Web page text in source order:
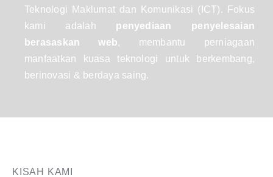
HUBUNGI KAMI
Teknologi Maklumat dan Komunikasi (ICT). Fokus
kami adalah penyediaan penyelesaian
berasaskan web, membantu perniagaan
manfaatkan kuasa teknologi untuk berkembang,
berinovasi & berdaya saing.
KISAH KAMI